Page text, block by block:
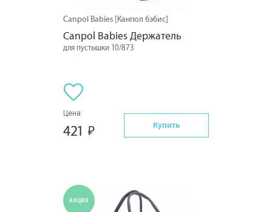
Canpol Babies [Канпол бэбис]
Canpol Babies Держатель
для пустышки 10/873
Цена:
421 Купить
АКЦИЯ